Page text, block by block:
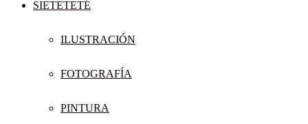
SIETETETÉ
ILUSTRACIÓN
FOTOGRAFÍA
PINTURA